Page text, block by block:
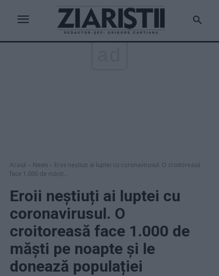
Acasă News
Eroii neştiuți ai luptei cu coronavirusul. O croitoreasă
face 1.000 de măşti...
Eroii neştiuți ai luptei cu
coronavirusul. O
croitoreasă face 1.000 de
măşti pe noapte şi le
donează populației